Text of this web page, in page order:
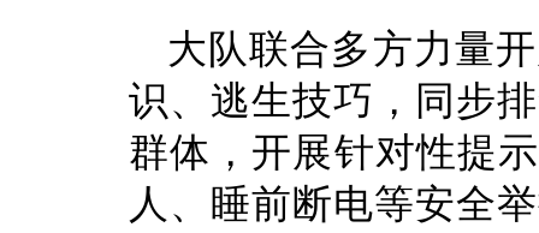
大队联合多方力量
识、逃生技巧，同步
群体，开展针对性提
人、睡前断电等安全